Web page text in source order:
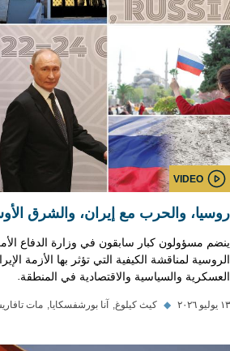
VIDEO
روسيا، والحرب مع إيران، والشرق
ينضم مسؤولون كبار سابقون في وزارة الدفاع
الروسية لمناقشة الكيفية التي تؤثر بها الأزمة
العسكرية والسياسية والاقتصادية في المنطقة.
١٣ يوليو ٢٠٢٦ ◆ كيث كيلوغ آنا بورشفسكايا مات